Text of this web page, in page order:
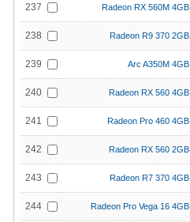
237 Radeon RX 560M 4GB
238 Radeon R9 370 2GB
239 Arc A350M 4GB
240 Radeon RX 560 4GB
241 Radeon Pro 460 4GB
242 Radeon RX 560 2GB
243 Radeon R7 370 4GB
244 Radeon Pro Vega 16 4GB